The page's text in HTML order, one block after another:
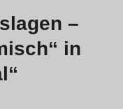
–
in